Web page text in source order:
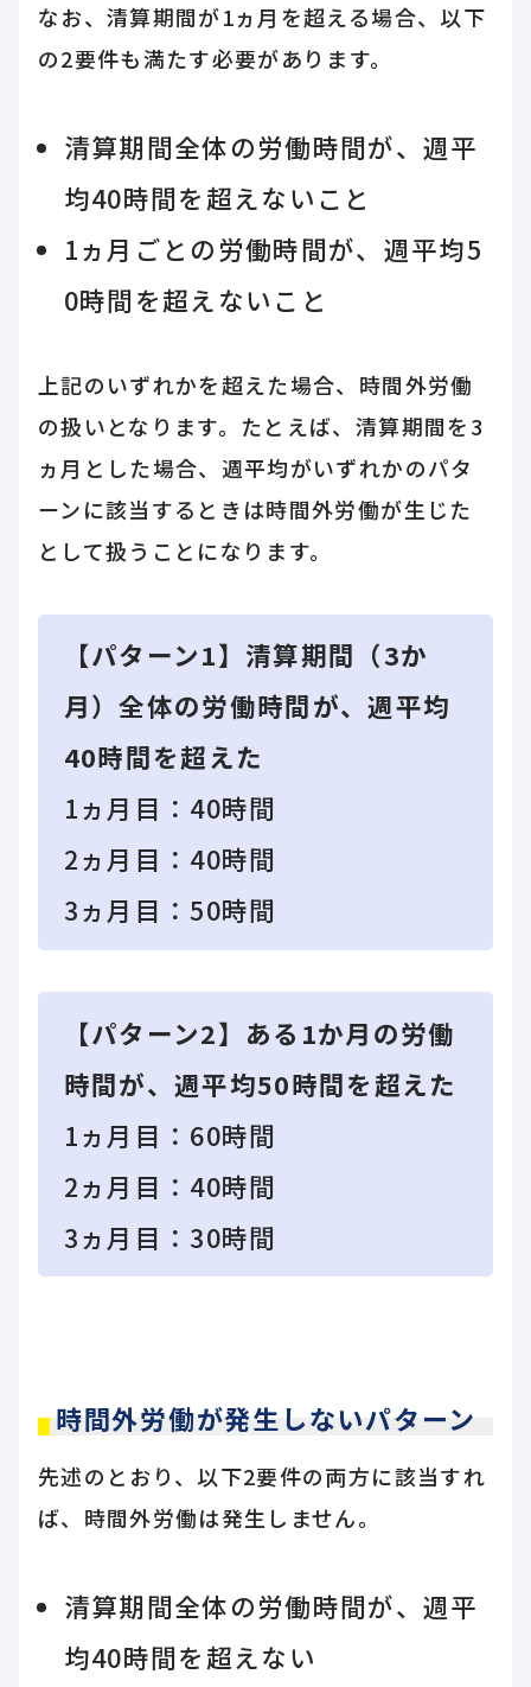
なお、清算期間が1ヵ月を超える場合、以下
の2要件も満たす必要があります。
清算期間全体の労働時間が、週平
均40時間を超えないこと
1ヵ月ごとの労働時間が、週平均5
0時間を超えないこと
上記のいずれかを超えた場合、時間外労働
の扱いとなります。たとえば、清算期間を3
ヵ月とした場合、週平均がいずれかのパタ
ーンに該当するときは時間外労働が生じた
として扱うことになります。
【パターン1】清算期間（3か
月）全体の労働時間が、週平均
40時間を超えた
1ヵ月目：40時間
2ヵ月目：40時間
3ヵ月目：50時間
【パターン2】ある1か月の労働
時間が、週平均50時間を超えた
1ヵ月目：60時間
2ヵ月目：40時間
3ヵ月目：30時間
時間外労働が発生しないパターン
先述のとおり、以下2要件の両方に該当すれ
ば、時間外労働は発生しません。
清算期間全体の労働時間が、週平
均40時間を超えない